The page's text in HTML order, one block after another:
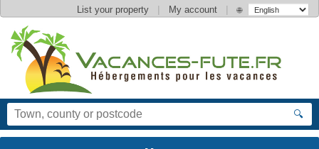
List your property | My account | 🌐
🔍